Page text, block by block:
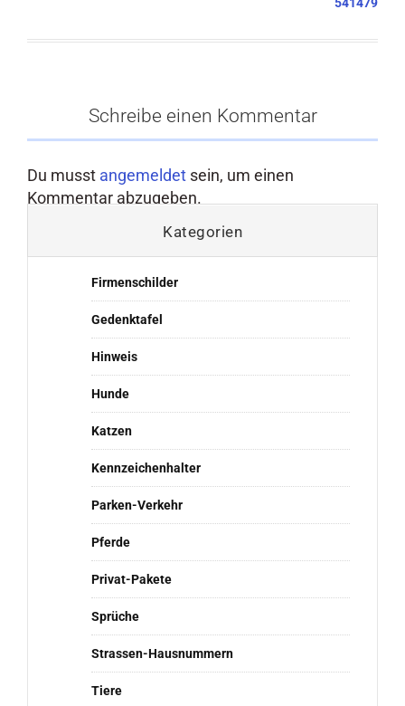
541479
Schreibe einen Kommentar
Du musst angemeldet sein, um einen
Kommentar abzugeben.
Kategorien
Firmenschilder
Gedenktafel
Hinweis
Hunde
Katzen
Kennzeichenhalter
Parken-Verkehr
Pferde
Privat-Pakete
Sprüche
Strassen-Hausnummern
Tiere